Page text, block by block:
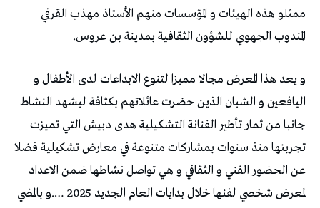
ممثلو هذه الهيئات و المؤسسات منهم الأستاذ مهذب القرفي
المندوب الجهوي للشؤون الثقافية بمدينة بن عروس.
و يعد هذا المعرض مجالا مميزا لتنوع الابداعات لدى الأطفال و
اليافعين و الشبان الذين حضرت عائلاتهم بكثافة ليشهد النشاط
جانبا من ثمار تأطير الفنانة التشكيلية هدى دبيش التي تميزت
تجربتها منذ سنوات بمشاركات متنوعة في معارض تشكيلية فضلا
عن الحضور الفني و الثقافي و هي تواصل نشاطها ضمن الاعداد
لمعرض شخصي لفنها خلال بدايات العام الجديد 2025 ….و بالمضي